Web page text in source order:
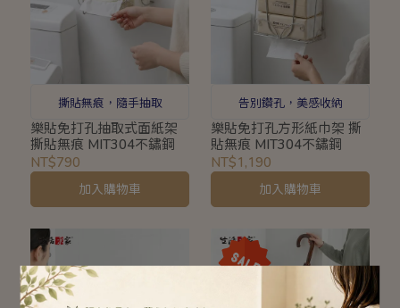
撕貼無痕，隨手抽取
樂貼免打孔抽取式面紙架
撕貼無痕 MIT304不鏽鋼
NT$790
加入購物車
告別鑽孔，美感收納
樂貼免打孔方形紙巾架 撕
貼無痕 MIT304不鏽鋼
NT$1,190
加入購物車